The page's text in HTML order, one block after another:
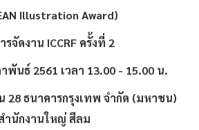
Illustration Award)
รจัดงาน ICCRF ครั้งที่ 2
พันธ์ 2561 เวลา 13.00 - 15.00 น.
28 ธนาคารกรุงเทพ จำกัด (มหาชน)
ำนักงานใหญ่ สีลม